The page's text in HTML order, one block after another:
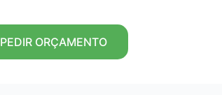
PEDIR ORÇAMENTO